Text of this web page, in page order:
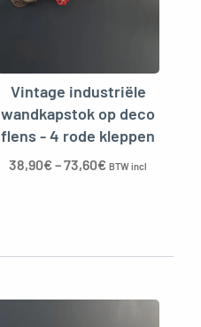
Vintage industriële
wandkapstok op deco
flens - 4 rode kleppen
38,90€–73,60€ BTW incl